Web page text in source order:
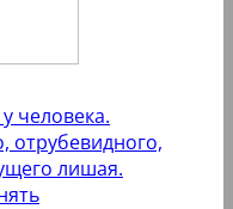
человека.
отрубевидного,
лишая.